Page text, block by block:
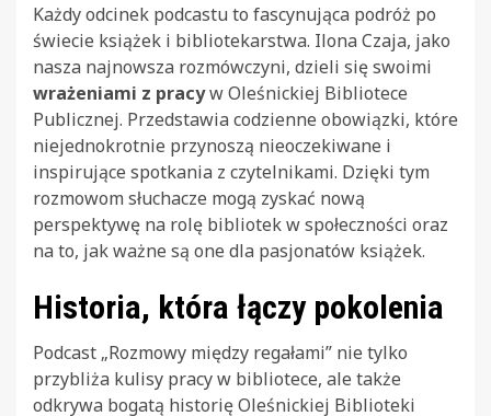
Każdy odcinek podcastu to fascynująca podróż po
świecie książek i bibliotekarstwa. Ilona Czaja, jako
nasza najnowsza rozmówczyni, dzieli się swoimi
wrażeniami z pracyw Oleśnickiej Bibliotece
Publicznej. Przedstawia codzienne obowiązki, które
niejednokrotnie przynoszą nieoczekiwane i
inspirujące spotkania z czytelnikami. Dzięki tym
rozmowom słuchacze mogą zyskać nową
perspektywę na rolę bibliotek w społeczności oraz
na to, jak ważne są one dla pasjonatów książek.
Historia, która łączy pokolenia
Podcast „Rozmowy między regałami” nie tylko
przybliża kulisy pracy w bibliotece, ale także
odkrywa bogatą historię Oleśnickiej Biblioteki